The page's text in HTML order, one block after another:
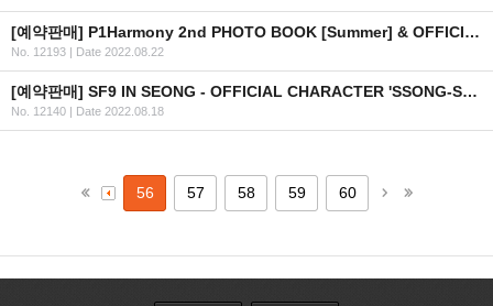
[예약판매] P1Harmony 2nd PHOTO BOOK [Summer] & OFFICIAL MD 예약 판매 오픈 안내
No. 12193 | Date 2022.08.22
[예약판매] SF9 IN SEONG - OFFICIAL CHARACTER 'SSONG-SSONG & BAM-BAM' 온라인 판매 안내
No. 12140 | Date 2022.08.18
56 57 58 59 60